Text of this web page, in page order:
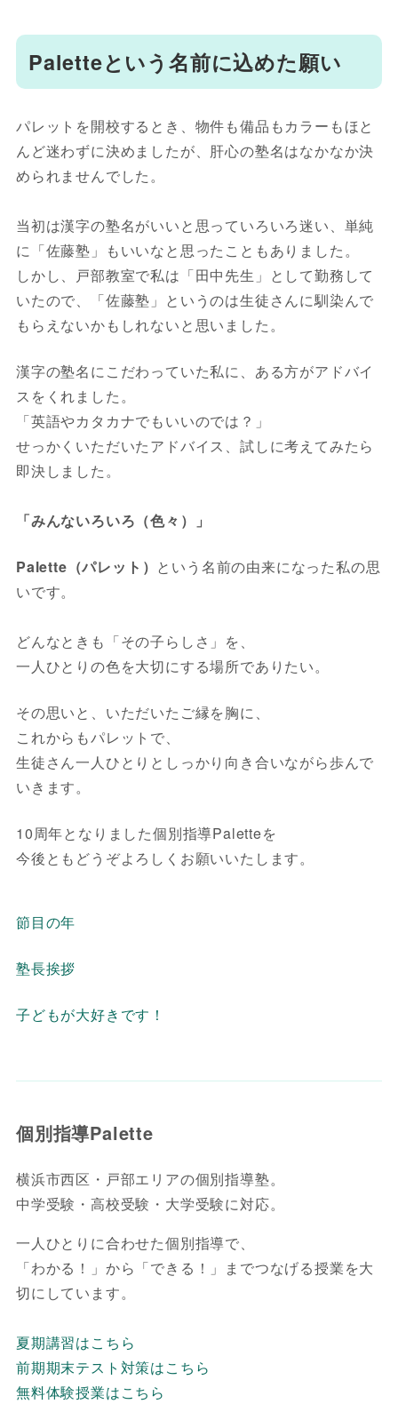
Paletteという名前に込めた願い
パレットを開校するとき、物件も備品もカラーもほと
んど迷わずに決めましたが、肝心の塾名はなかなか決
められませんでした。
当初は漢字の塾名がいいと思っていろいろ迷い、単純
に「佐藤塾」もいいなと思ったこともありました。
しかし、戸部教室で私は「田中先生」として勤務して
いたので、「佐藤塾」というのは生徒さんに馴染んで
もらえないかもしれないと思いました。
漢字の塾名にこだわっていた私に、ある方がアドバイ
スをくれました。
「英語やカタカナでもいいのでは？」
せっかくいただいたアドバイス、試しに考えてみたら
即決しました。
「みんないろいろ（色々）」
Palette（パレット） という名前の由来になった私の思
いです。
どんなときも「その子らしさ」を、
一人ひとりの色を大切にする場所でありたい。
その思いと、いただいたご縁を胸に、
これからもパレットで、
生徒さん一人ひとりとしっかり向き合いながら歩んで
いきます。
10周年となりました個別指導Paletteを
今後ともどうぞよろしくお願いいたします。
節目の年
塾長挨拶
子どもが大好きです！
個別指導Palette
横浜市西区・戸部エリアの個別指導塾。
中学受験・高校受験・大学受験に対応。
一人ひとりに合わせた個別指導で、
「わかる！」から「できる！」までつなげる授業を大
切にしています。
夏期講習はこちら
前期期末テスト対策はこちら
無料体験授業はこちら